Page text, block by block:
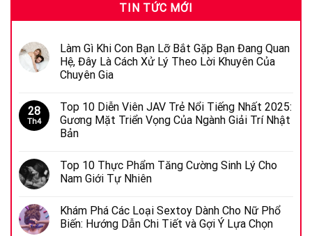
TIN TỨC MỚI
Làm Gì Khi Con Bạn Lỡ Bắt Gặp Bạn Đang Quan
Hệ, Đây Là Cách Xử Lý Theo Lời Khuyên Của
Chuyên Gia
28
Th4
Top 10 Diễn Viên JAV Trẻ Nổi Tiếng Nhất 2025:
Gương Mặt Triển Vọng Của Ngành Giải Trí Nhật
Bản
Top 10 Thực Phẩm Tăng Cường Sinh Lý Cho
Nam Giới Tự Nhiên
Khám Phá Các Loại Sextoy Dành Cho Nữ Phổ
Biến: Hướng Dẫn Chi Tiết và Gợi Ý Lựa Chọn